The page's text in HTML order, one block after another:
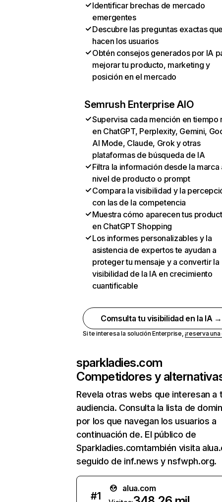
Identificar brechas de mercado
emergentes
Descubre las preguntas exactas
hacen los usuarios
Obtén consejos generados por IA
mejorar tu producto, marketing y
posición en el mercado
Semrush Enterprise AIO
Supervisa cada mención en tiempo
en ChatGPT, Perplexity, Gemini,
AI Mode, Claude, Grok y otras
plataformas de búsqueda de IA
Filtra la información desde la marca
nivel de producto o prompt
Compara la visibilidad y la
con las de la competencia
Muestra cómo aparecen tus
en ChatGPT Shopping
Los informes personalizables y la
asistencia de expertos te ayudan a
proteger tu mensaje y a convertir la
visibilidad de la IA en crecimiento
cuantificable
Comsulta tu visibilidad en la IA →
Si te interesa la solución Enterprise,¡reserva
sparkladies.com
Competidores y
Revela otras webs que interesan a
audiencia. Consulta la lista de
por los que navegan los usuarios a
continuación de. El público de
Sparkladies.comtambién visita
seguido de inf.news y nsfwph.org.
#1
alua.com